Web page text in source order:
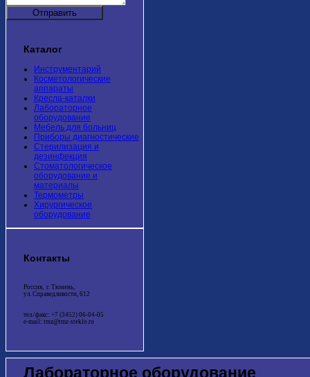
Каталог
Инструментарий
Косметологические
аппараты
Кресла-каталки
Лабораторное
оборудование
Мебель для больниц
Приборы диагностические
Стерилизация и
дезинфекция
Стоматологическое
оборудование и
материалы
Термометры
Хирургическое
оборудование
Контакты
Россия, г. Тюмень,
ул. Справедливости, 612
тел./факс: +7 (3452) 06-04-05
e-mail: tmz@tmz-steklo.ru
Лабораторное оборудование